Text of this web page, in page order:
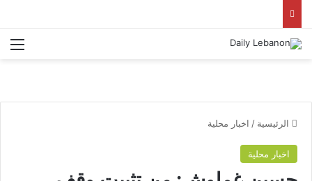
الرئيسية / اخبار محلية
اخبار محلية